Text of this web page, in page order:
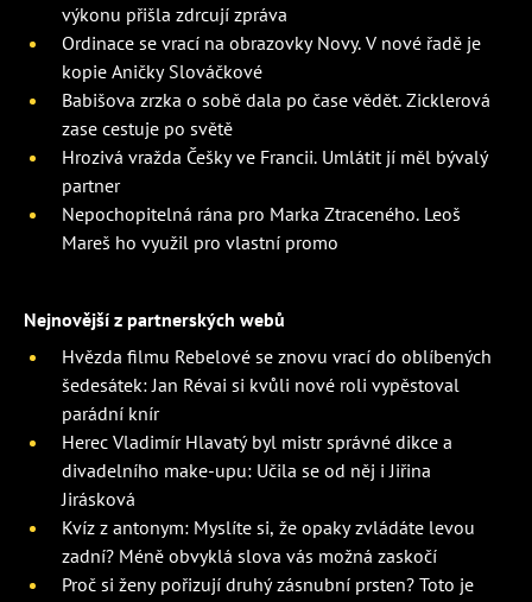
výkonu přišla zdrcují zpráva
Ordinace se vrací na obrazovky Novy. V nové řadě je
kopie Aničky Slováčkové
Babišova zrzka o sobě dala po čase vědět. Zicklerová
zase cestuje po světě
Hrozivá vražda Češky ve Francii. Umlátit jí měl bývalý
partner
Nepochopitelná rána pro Marka Ztraceného. Leoš
Mareš ho využil pro vlastní promo
Nejnovější z partnerských webů
Hvězda filmu Rebelové se znovu vrací do oblíbených
šedesátek: Jan Révai si kvůli nové roli vypěstoval
parádní knír
Herec Vladimír Hlavatý byl mistr správné dikce a
divadelního make-upu: Učila se od něj i Jiřina
Jirásková
Kvíz z antonym: Myslíte si, že opaky zvládáte levou
zadní? Méně obvyklá slova vás možná zaskočí
Proč si ženy pořizují druhý zásnubní prsten? Toto je